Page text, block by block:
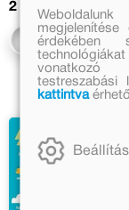
2 459 Ft
Kosárba
érdekében
vonatkozó
testreszabási
kattintva